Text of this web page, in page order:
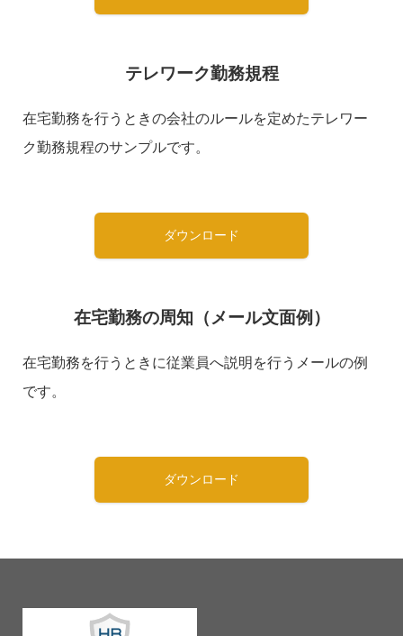
テレワーク勤務規程
在宅勤務を行うときの会社のルールを定めたテレワー
ク勤務規程のサンプルです。
ダウンロード
在宅勤務の周知（メール文面例）
在宅勤務を行うときに従業員へ説明を行うメールの例
です。
ダウンロード